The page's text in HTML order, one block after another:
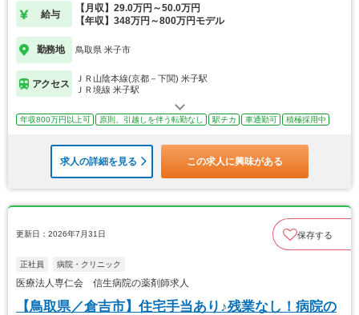
給与
【月収】29.0万円～50.0万円
【年収】348万円～800万円モデル
勤務地 鳥取県 米子市
アクセス
ＪＲ山陰本線(京都－下関) 米子駅
ＪＲ境線 米子駅
年収800万円以上可 原則、引越しを伴う転勤なし 駅チカ 車通勤可 積極採用中
求人の詳細を見る この求人に興味がある
更新日：2026年7月31日 保存する
正社員 病院・クリニック
医療法人専仁会 信生病院の薬剤師求人
【鳥取県／倉吉市】住宅手当あり♪残業なし！病院の